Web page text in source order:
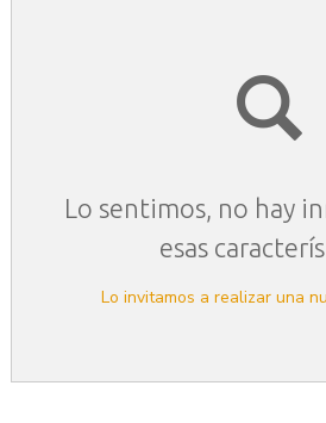
Lo sentimos, no hay
esas
Lo invitamos a realizar una